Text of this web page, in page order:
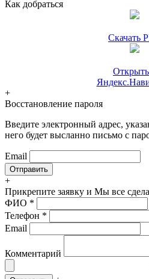
Как добраться
Скачать
+
Восстановление пароля
Введите электронный адрес,
него будет высланно письмо с
Email
+
Прикрепите заявку и Мы все
ФИО *
Телефон *
Email
Комментарий